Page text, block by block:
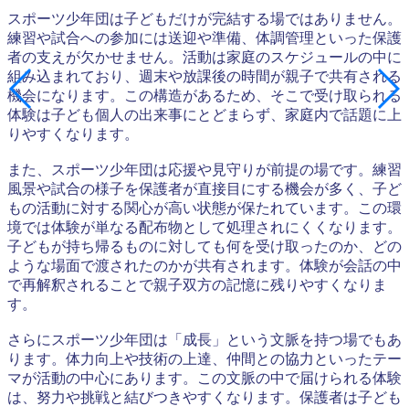
スポーツ少年団は子どもだけが完結する場ではありません。
練習や試合への参加には送迎や準備、体調管理といった保護
者の支えが欠かせません。活動は家庭のスケジュールの中に
組み込まれており、週末や放課後の時間が親子で共有される
機会になります。この構造があるため、そこで受け取られる
体験は子ども個人の出来事にとどまらず、家庭内で話題に上
りやすくなります。
また、スポーツ少年団は応援や見守りが前提の場です。練習
風景や試合の様子を保護者が直接目にする機会が多く、子ど
もの活動に対する関心が高い状態が保たれています。この環
境では体験が単なる配布物として処理されにくくなります。
子どもが持ち帰るものに対しても何を受け取ったのか、どの
ような場面で渡されたのかが共有されます。体験が会話の中
で再解釈されることで親子双方の記憶に残りやすくなりま
す。
さらにスポーツ少年団は「成長」という文脈を持つ場でもあ
ります。体力向上や技術の上達、仲間との協力といったテー
マが活動の中心にあります。この文脈の中で届けられる体験
は、努力や挑戦と結びつきやすくなります。保護者は子ども